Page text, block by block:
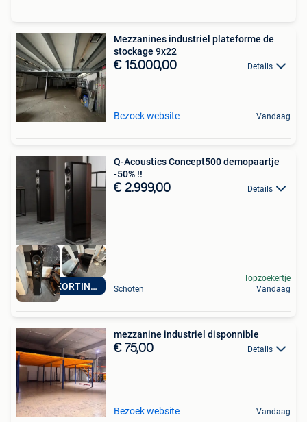
Mezzanines industriel plateforme de
stockage 9x22
€ 15.000,00 Details
Bezoek website Vandaag
GROTE KORTING 40%
Q-Acoustics Concept500 demopaartje
-50% !!
€ 2.999,00 Details
Schoten
Topzoekertje
Vandaag
mezzanine industriel disponnible
€ 75,00 Details
Bezoek website Vandaag